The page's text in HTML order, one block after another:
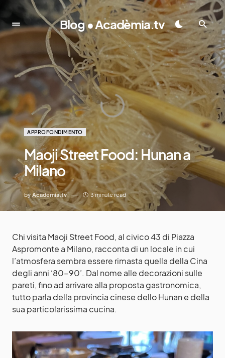
Blog • Acadèmia.tv
APPROFONDIMENTO
Maoji Street Food: Hunan a
Milano
by Academia.tv 3 minute read
Chi visita Maoji Street Food, al civico 43 di Piazza
Aspromonte a Milano, racconta di un locale in cui
l’atmosfera sembra essere rimasta quella della Cina
degli anni ‘80-90’. Dal nome alle decorazioni sulle
pareti, fino ad arrivare alla proposta gastronomica,
tutto parla della provincia cinese dello Hunan e della
sua particolarissima cucina.